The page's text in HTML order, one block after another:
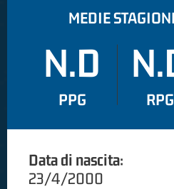
MEDIE
N.D
PPG RPG
Data di nascita:
23/4/2000